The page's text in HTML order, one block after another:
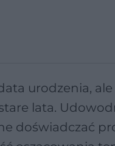
urodzenia,
lata.
doświadczać